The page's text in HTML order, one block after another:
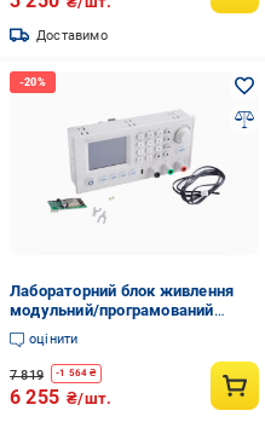
Доставимо
Лабораторний блок живлення
модульний/програмований
RuiDeng RIDEN RD6006P-W 360 Вт
0-60 В 6А Білий (168-31-182-251)
оцінити
7 819 -1 564 ₴
6 255 ₴/шт.